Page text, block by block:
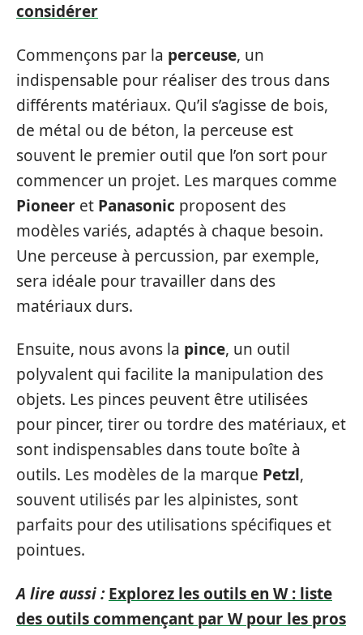
considérer
Commençons par la perceuse, un
indispensable pour réaliser des trous dans
différents matériaux. Qu’il s’agisse de bois,
de métal ou de béton, la perceuse est
souvent le premier outil que l’on sort pour
commencer un projet. Les marques comme
Pioneer et Panasonic proposent des
modèles variés, adaptés à chaque besoin.
Une perceuse à percussion, par exemple,
sera idéale pour travailler dans des
matériaux durs.
Ensuite, nous avons la pince, un outil
polyvalent qui facilite la manipulation des
objets. Les pinces peuvent être utilisées
pour pincer, tirer ou tordre des matériaux, et
sont indispensables dans toute boîte à
outils. Les modèles de la marque Petzl,
souvent utilisés par les alpinistes, sont
parfaits pour des utilisations spécifiques et
pointues.
A lire aussi : Explorez les outils en W : liste
des outils commençant par W pour les pros